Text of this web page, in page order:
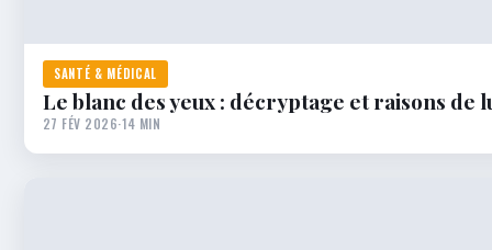
SANTÉ & MÉDICAL
Le blanc des yeux : décryptage et raisons
27 FÉV 2026·14 MIN